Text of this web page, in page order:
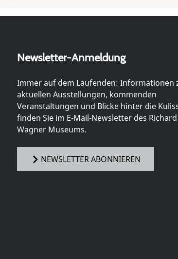
Newsletter-Anmeldung
Immer auf dem Laufenden: Informationen
aktuellen Ausstellungen, kommenden
Veranstaltungen und Blicke hinter die
finden Sie im E-Mail-Newsletter des Richard
Wagner Museums.
NEWSLETTER ABONNIEREN